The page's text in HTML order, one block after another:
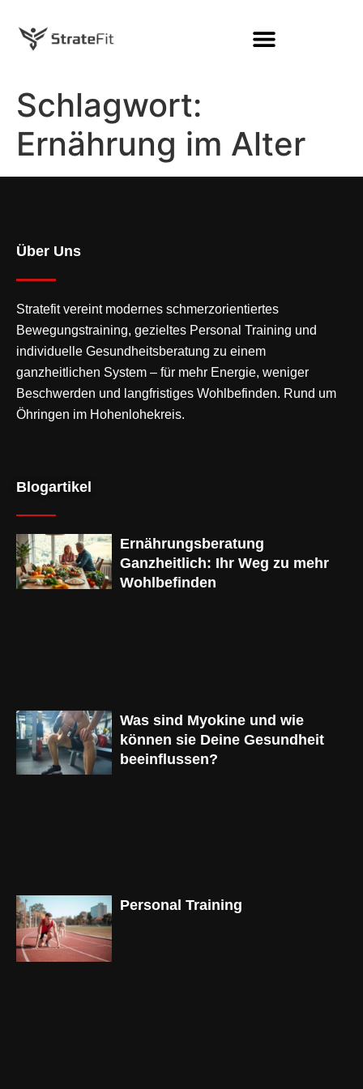
Schlagwort:
Ernährung im Alter
Über Uns
Stratefit vereint modernes schmerzorientiertes
Bewegungstraining, gezieltes Personal Training und
individuelle Gesundheitsberatung zu einem
ganzheitlichen System – für mehr Energie, weniger
Beschwerden und langfristiges Wohlbefinden. Rund um
Öhringen im Hohenlohekreis.
Blogartikel
Ernährungsberatung
Ganzheitlich: Ihr Weg zu mehr
Wohlbefinden
Was sind Myokine und wie
können sie Deine Gesundheit
beeinflussen?
Personal Training